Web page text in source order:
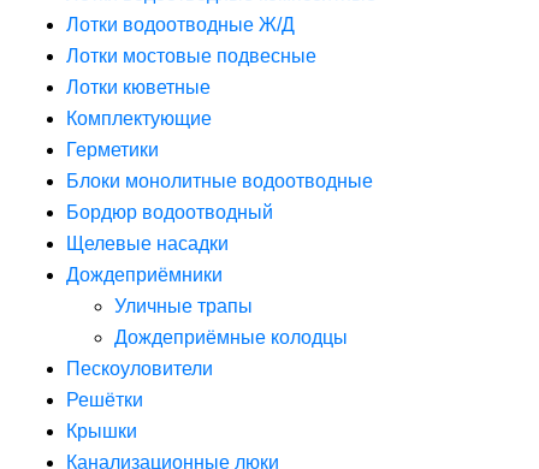
Лотки водоотводные Ж/Д
Лотки мостовые подвесные
Лотки кюветные
Комплектующие
Герметики
Блоки монолитные водоотводные
Бордюр водоотводный
Щелевые насадки
Дождеприёмники
Уличные трапы
Дождеприёмные колодцы
Пескоуловители
Решётки
Крышки
Канализационные люки